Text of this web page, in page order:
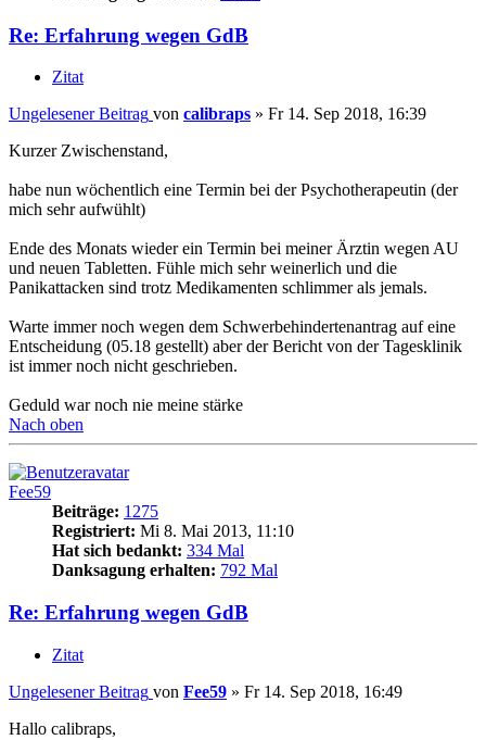
Re: Erfahrung wegen GdB
Zitat
Ungelesener Beitrag von calibraps » Fr 14. Sep 2018, 16:39
Kurzer Zwischenstand,
habe nun wöchentlich eine Termin bei der Psychotherapeutin (der
mich sehr aufwühlt)
Ende des Monats wieder ein Termin bei meiner Ärztin wegen AU
und neuen Tabletten. Fühle mich sehr weinerlich und die
Panikattacken sind trotz Medikamenten schlimmer als jemals.
Warte immer noch wegen dem Schwerbehindertenantrag auf eine
Entscheidung (05.18 gestellt) aber der Bericht von der Tagesklinik
ist immer noch nicht geschrieben.
Geduld war noch nie meine stärke
Nach oben
Fee59
Beiträge: 1275
Registriert: Mi 8. Mai 2013, 11:10
Hat sich bedankt: 334 Mal
Danksagung erhalten: 792 Mal
Re: Erfahrung wegen GdB
Zitat
Ungelesener Beitrag von Fee59 » Fr 14. Sep 2018, 16:49
Hallo calibraps,